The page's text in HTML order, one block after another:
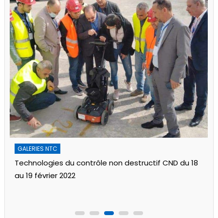
GALERIES NTC
Technologies du contrôle non destructif CND du 18
au 19 février 2022